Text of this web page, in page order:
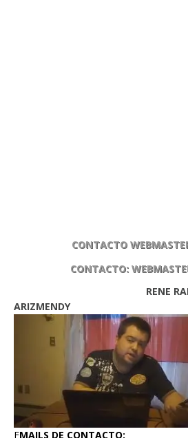
CONTACTO
CONTACTO:
RENE RAMON
ARIZMENDY
EMAILS DE CONTACTO: